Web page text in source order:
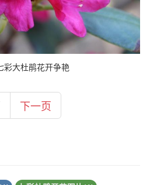
彩大杜鹃花开争艳
下一页